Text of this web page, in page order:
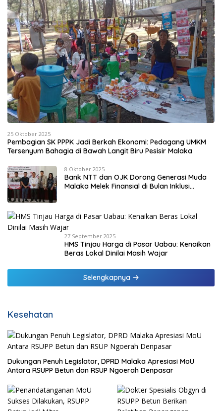
25 Oktober 2025
Pembagian SK PPPK Jadi Berkah Ekonomi: Pedagang UMKM
Tersenyum Bahagia di Bawah Langit Biru Pesisir Malaka
8 Oktober 2025
Bank NTT dan OJK Dorong Generasi Muda
Malaka Melek Finansial di Bulan Inklusi
27 September 2025
HMS Tinjau Harga di Pasar Uabau: Kenaikan
Beras Lokal Dinilai Masih Wajar
Selengkapnya
Kesehatan
Dukungan Penuh Legislator, DPRD Malaka Apresiasi MoU
Antara RSUPP Betun dan RSUP Ngoerah Denpasar